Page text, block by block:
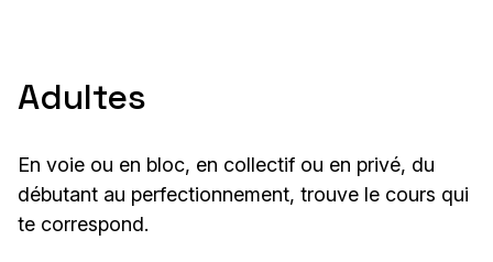
Adultes
En voie ou en bloc, en collectif ou en privé, du
débutant au perfectionnement, trouve le cours qui
te correspond.